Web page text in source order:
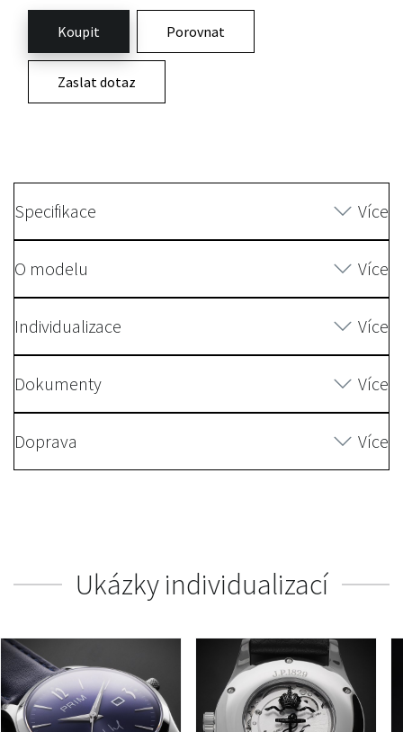
Koupit Porovnat
Zaslat dotaz
Specifikace Více
O modelu Více
Individualizace Více
Dokumenty Více
Doprava Více
Ukázky individualizací